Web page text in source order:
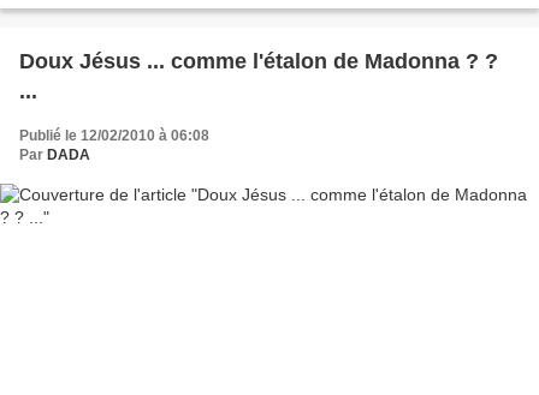
Doux Jésus ... comme l'étalon de Madonna ? ?
...
Publié le 12/02/2010 à 06:08
Par DADA